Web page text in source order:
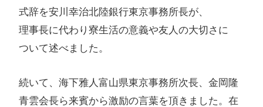
式辞を​安川幸治北陸銀行東京事務所長が、​
理事長に​代わり寮生活の​意義や​友人の​大切さに​
ついて​述べました。​
続いて、海下雅人富山県東京事務所次長、金岡隆
青雲会長ら来賓から激励の言葉を頂きました。在